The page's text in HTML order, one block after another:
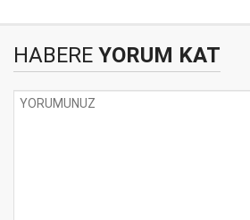
HABERE YORUM KAT